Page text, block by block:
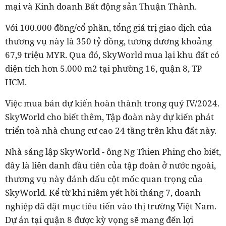
mại và Kinh doanh Bất động sản Thuận Thành.
Với 100.000 đồng/cổ phần, tổng giá trị giao dịch của
thương vụ này là 350 tỷ đồng, tương đương khoảng
67,9 triệu MYR. Qua đó, SkyWorld mua lại khu đất có
diện tích hơn 5.000 m2 tại phường 16, quận 8, TP
HCM.
Việc mua bán dự kiến hoàn thành trong quý IV/2024.
SkyWorld cho biết thêm, Tập đoàn này dự kiến phát
triển toà nhà chung cư cao 24 tầng trên khu đất này.
Nhà sáng lập SkyWorld - ông Ng Thien Phing cho biết,
đây là liên danh đầu tiên của tập đoàn ở nước ngoài,
thương vụ này đánh dấu cột mốc quan trọng của
SkyWorld. Kể từ khi niêm yết hồi tháng 7, doanh
nghiệp đã đặt mục tiêu tiến vào thị trường Việt Nam.
Dự án tại quận 8 được kỳ vọng sẽ mang đến lợi